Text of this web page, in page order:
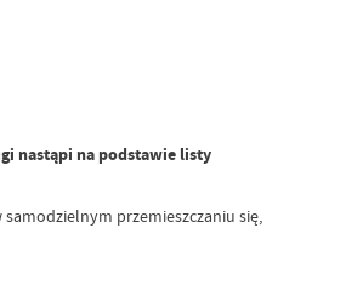
nastąpi na podstawie listy
przemieszczaniu się,